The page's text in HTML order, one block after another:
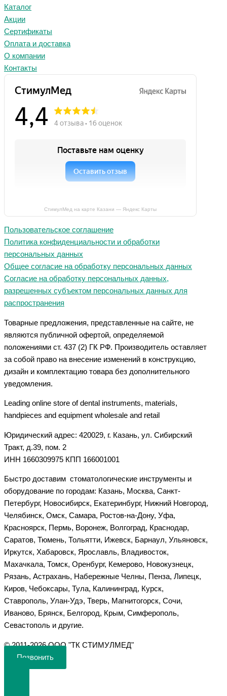
Каталог
Акции
Сертификаты
Оплата и доставка
О компании
Контакты
СтимулМед на карте Казани — Яндекс Карты
Пользовательское соглашение
Политика конфиденциальности и обработки
персональных данных
Общее согласие на обработку персональных данных
Согласие на обработку персональных данных,
разрешенных субъектом персональных данных для
распространения
Товарные предложения, представленные на сайте, не
являются публичной офертой, определяемой
положениями ст. 437 (2) ГК РФ. Производитель оставляет
за собой право на внесение изменений в конструкцию,
дизайн и комплектацию товара без дополнительного
уведомления.
Leading online store of dental instruments, materials,
handpieces and equipment wholesale and retail
Юридический адрес: 420029, г. Казань, ул. Сибирский
Тракт, д.39, пом. 2
ИНН 1660309975 КПП 166001001
Быстро доставим стоматологические инструменты и
оборудование по городам: Казань, Москва, Санкт-
Петербург, Новосибирск, Екатеринбург, Нижний Новгород,
Челябинск, Омск, Самара, Ростов-на-Дону, Уфа,
Красноярск, Пермь, Воронеж, Волгоград, Краснодар,
Саратов, Тюмень, Тольятти, Ижевск, Барнаул, Ульяновск,
Иркутск, Хабаровск, Ярославль, Владивосток,
Махачкала, Томск, Оренбург, Кемерово, Новокузнецк,
Рязань, Астрахань, Набережные Челны, Пенза, Липецк,
Киров, Чебоксары, Тула, Калининград, Курск,
Ставрополь, Улан-Удэ, Тверь, Магнитогорск, Сочи,
Иваново, Брянск, Белгород, Крым, Симферополь,
Севастополь и другие.
©️ 2011-2026 ООО "ТК СТИМУЛМЕД"
Позвонить